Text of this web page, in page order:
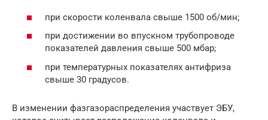
при скорости коленвала свыше 1500 об/мин;
при достижении во впускном трубопроводе
показателей давления свыше 500 мбар;
при температурных показателях антифриза
свыше 30 градусов.
В изменении фазгазораспределения участвует ЭБУ,